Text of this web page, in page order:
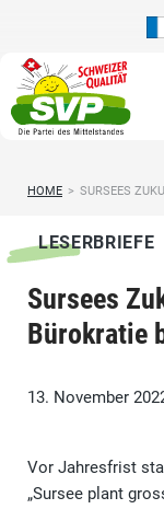
HOME > SURSEES
LESERBRIEFE
Sursees
Bürokratie
13. November
Vor Jahresfrist
„Sursee plant